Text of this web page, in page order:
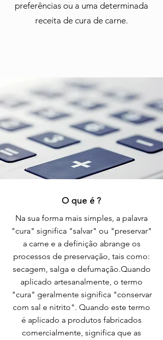
preferências ou a uma determinada
receita de cura de carne.
O que é ?
Na sua forma mais simples, a palavra
"cura" significa "salvar" ou "preservar"
a carne e a definição abrange os
processos de preservação, tais como:
secagem, salga e defumação.Quando
aplicado artesanalmente, o termo
"cura" geralmente significa "conservar
com sal e nitrito". Quando este termo
é aplicado a produtos fabricados
comercialmente, significa que as